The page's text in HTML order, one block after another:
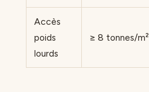
Accès
poids
lourds
≥ 8 tonnes/m²